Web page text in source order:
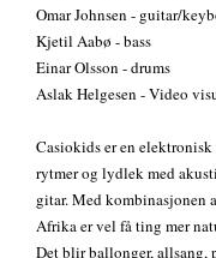
Omar Johnsen - guitar/
Kjetil Aabø - bass
Einar Olsson - drums
Aslak Helgesen - Video
Casiokids er en
rytmer og lydlek med
gitar. Med kombinasjonen
Afrika er vel få ting mer
Det blir ballonger, allsang,